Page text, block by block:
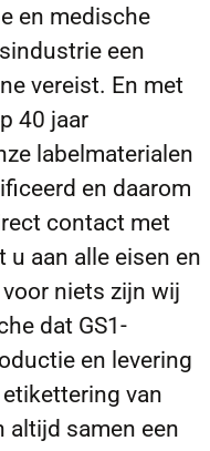
en medische
een
vereist. En met
40 jaar
labelmaterialen
en daarom
contact met
u aan alle eisen en
niets zijn wij
dat GS1-
en levering
van
altijd samen een